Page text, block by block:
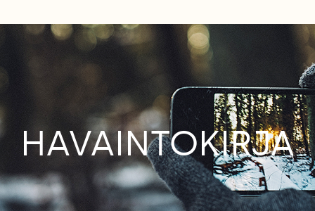
HAVAINTOKIRJA